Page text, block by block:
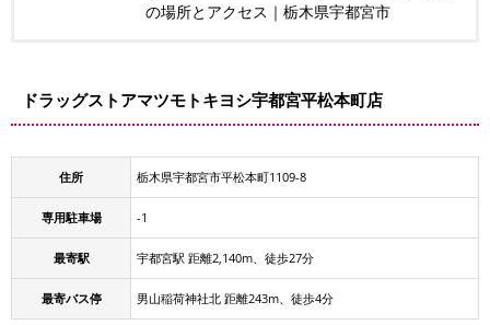
の場所とアクセス｜栃木県宇都宮市
ドラッグストアマツモトキヨシ宇都宮平松本町店
住所 栃木県宇都宮市平松本町1109-8
専用駐車場 -1
最寄駅 宇都宮駅 距離2,140m、徒歩27分
最寄バス停 男山稲荷神社北 距離243m、徒歩4分